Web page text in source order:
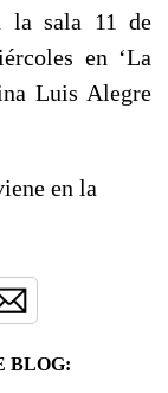
la sala 11 de
en ‘La
Luis Alegre
en la
BLOG: